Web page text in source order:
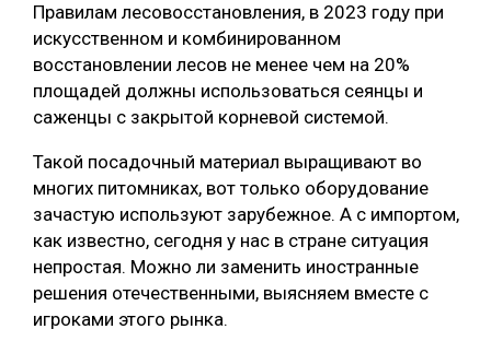
Правилам лесовосстановления, в 2023 году при
искусственном и комбинированном
восстановлении лесов не менее чем на 20%
площадей должны использоваться сеянцы и
саженцы с закрытой корневой системой.
Такой посадочный материал выращивают во
многих питомниках, вот только оборудование
зачастую используют зарубежное. А с импортом,
как известно, сегодня у нас в стране ситуация
непростая. Можно ли заменить иностранные
решения отечественными, выясняем вместе с
игроками этого рынка.